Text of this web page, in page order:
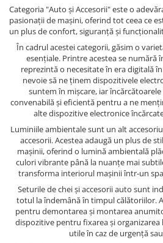
Categoria "Auto și Accesorii" este o
pasionații de mașini, oferind tot ceea ce
un plus de confort, siguranță și
În cadrul acestei categorii, găsim o
esențiale. Printre acestea se numără
reprezintă o necesitate în era digitală
nevoie să ne ținem dispozitivele
suntem în mișcare, iar
convenabilă și eficientă pentru a ne
alte dispozitive electronice
Luminiile ambientale sunt un alt
accesorii. Acestea adaugă un plus de
mașinii, oferind o lumină ambientală
culori vibrante până la nuanțe mai
transforma interiorul mașinii într-un
Seturile de chei și accesorii auto sunt
totul la îndemână în timpul călătoriilor.
pentru demontarea și montarea
dispozitive pentru fixarea și organizarea
utile în caz de urgență